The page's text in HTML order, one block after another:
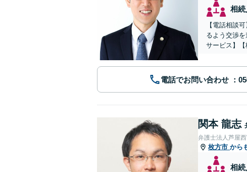
相続
【電話相談
るよう交渉
サービス】【
電話でお問い合わせ
関本 龍志
弁護士法人芦屋
枚方市 から
相続